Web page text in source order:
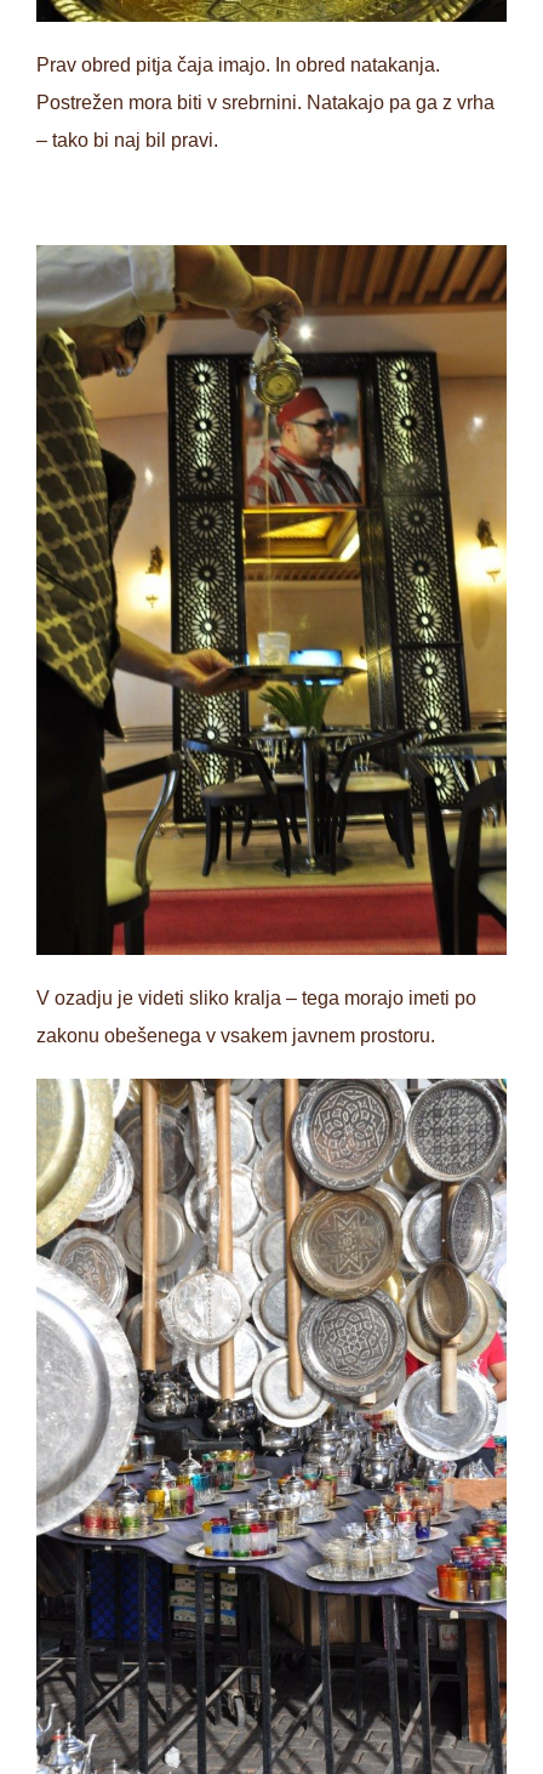
Prav obred pitja čaja imajo. In obred natakanja.
Postrežen mora biti v srebrnini. Natakajo pa ga z vrha
– tako bi naj bil pravi.
V ozadju je videti sliko kralja – tega morajo imeti po
zakonu obešenega v vsakem javnem prostoru.